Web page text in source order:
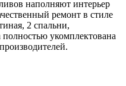
наполняют интерьер
ремонт в стиле
2 спальни,
полностью укомплектована